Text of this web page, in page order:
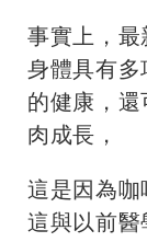
事實上，最
身體具有多
的健康，
肉成長，
這是因為咖
這與以前醫